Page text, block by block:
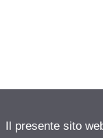
Il presente sito